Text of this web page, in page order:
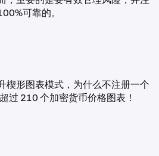
可靠的。
楔形图表模式，为什么不注册一个
过 210 个加密货币价格图表！